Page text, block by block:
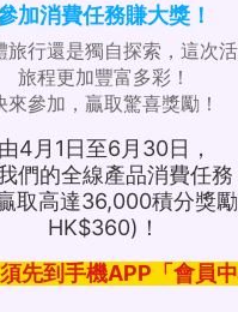
加消費任務賺大獎！
旅行還是獨自探索，這次
旅程更加豐富多彩！
來參加，贏取驚喜獎勵！
由4月1日至6月30日，
們的全線產品消費任務
取高達36,000積分獎
HK$360)！
先到手機APP「會員